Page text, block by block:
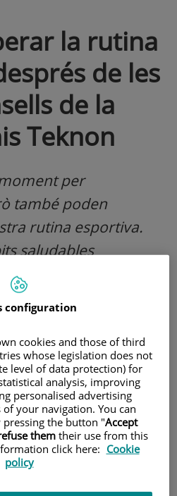
la rutina
de les
de la
Teknon
per
també poden
rutina esportiva.
saludables
constància i una
Avui t’oferim
clau per tornar a
manera segura i
configuration
cookies and those of third
whose legislation does not
level of data protection) for
analysis, improving
personalised advertising
your navigation. You can
pressing the button "Accept
them their use from this
click here: Cookie
policy